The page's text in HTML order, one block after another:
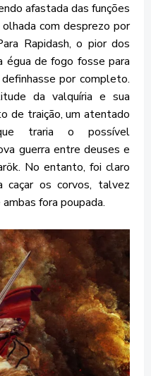
afastada das funções
com desprezo por
Rapidash, o pior dos
égua de fogo fosse para
por completo.
da valquíria e sua
de traição, um atentado
traria o possível
guerra entre deuses e
No entanto, foi claro
os corvos, talvez
fora poupada.